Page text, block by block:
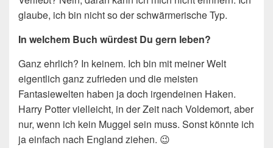
glaube, ich bin nicht so der schwärmerische Typ.
In welchem Buch würdest Du gern leben?
Ganz ehrlich? In keinem. Ich bin mit meiner Welt
eigentlich ganz zufrieden und die meisten
Fantasiewelten haben ja doch irgendeinen Haken.
Harry Potter vielleicht, in der Zeit nach Voldemort, aber
nur, wenn ich kein Muggel sein muss. Sonst könnte ich
ja einfach nach England ziehen. 😉